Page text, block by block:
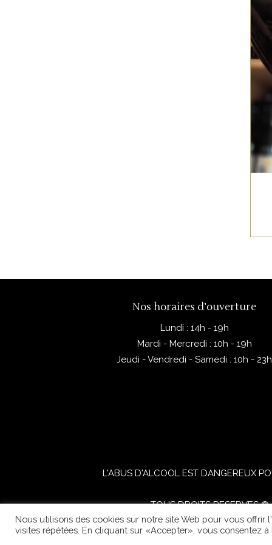
Nos horaires d’ouverture
Lundi : 14h - 19h
Mardi - Mercredi : 10h - 19h
Jeudi - Vendredi - Samedi : 10h - 23h
L'ABUS D'ALCOOL EST DANGEREUX
TOUS DROITS RESERVES
Nous utilisons des cookies sur notre site Web pour vous offrir
visites répétées. En cliquant sur «Accepter», vous consentez